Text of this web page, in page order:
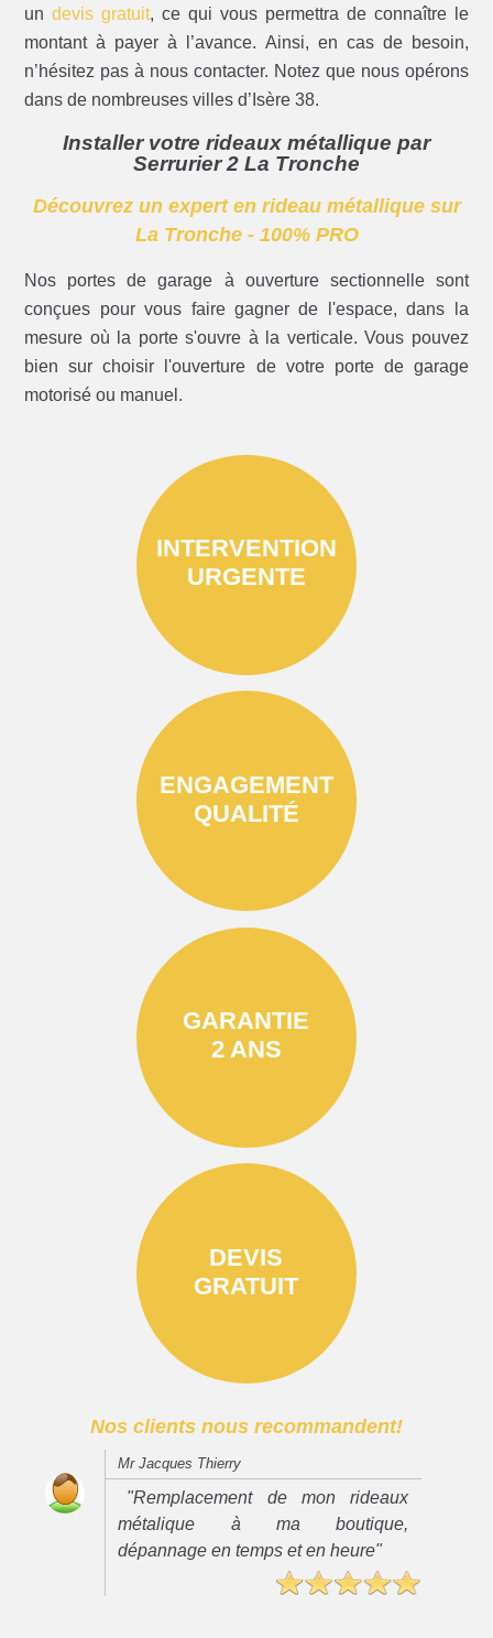
undevis gratuit, ce qui vous permettra de connaître le
montant à payer à l’avance. Ainsi, en cas de besoin,
n’hésitez pas à nous contacter. Notez que nous opérons
dans de nombreuses villes d’Isère 38.
Installer votre rideaux métallique par
Serrurier 2 La Tronche
Découvrez un expert en rideau métallique sur
La Tronche - 100% PRO
Nos portes de garage à ouverture sectionnelle sont
conçues pour vous faire gagner de l'espace, dans la
mesure où la porte s'ouvre à la verticale. Vous pouvez
bien sur choisir l'ouverture de votre porte de garage
motorisé ou manuel.
INTERVENTION
URGENTE
ENGAGEMENT
QUALITÉ
GARANTIE
2 ANS
DEVIS
GRATUIT
Nos clients nous recommandent!
Mr Jacques Thierry
"Remplacement de mon rideaux
métalique à ma boutique,
dépannage en temps et en heure"